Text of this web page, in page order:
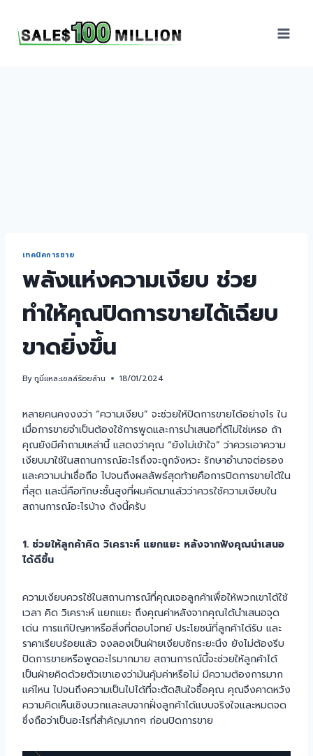
เทคนิคการขาย
พลังแห่งความเงียบ ช่วย
ทำให้คุณปิดการขายได้เฉียบ
ขาดยิ่งขึ้น
Byกูนี่แหละเซลล์ร้อยล้าน 18/01/2024
หลายคนคงงงว่า “ความเงียบ” จะช่วยให้ปิดการขายได้อย่างไร ใน
เมื่อการขายจำเป็นต้องใช้การพูดและการนำเสนอที่ดีไม่ใช่เหรอ ถ้า
คุณยังมีคำถามเหล่านี้ แสดงว่าคุณ “ยังไม่เข้าใจ” ว่าควรเอาความ
เงียบมาใช้ในสถานการณ์อะไรถึงจะถูกจังหวะ รักษาอำนาจต่อรอง
และความน่าเชื่อถือ ไปจนถึงผลลัพธ์สุดท้ายคือการปิดการขายได้ใน
ที่สุด และนี่คือทักษะชั้นสูงที่ผมคัดมาแล้วว่าควรใช้ความเงียบใน
สถานการณ์อะไรบ้าง ดังนี้ครับ
1. ช่วยให้ลูกค้าคิด วิเคราะห์ แยกแยะ หลังจากฟังคุณนำเสนอ
ได้ดีขึ้น
ความเงียบควรใช้ในสถานการณ์ที่คุณเจอลูกค้าเพื่อให้พวกเขาได้ใช้
เวลา คิด วิเคราะห์ แยกแยะ ถึงคุณค่าหลังจากคุณได้นำเสนอจุด
เด่น การแก้ปัญหาหรือสิ่งที่ตอบโจทย์ ประโยชน์ที่ลูกค้าได้รับ และ
ราคาเรียบร้อยแล้ว จงลองเป็นฝ่ายเงียบซักระยะนึง ยังไม่ต้องรีบ
ปิดการขายหรือพูดอะไรมากมาย สถานการณ์นี้จะช่วยให้ลูกค้าได้
เป็นฝ่ายคิดด้วยตัวเขาเองว่ามันคุ้มค่าหรือไม่ มีความต้องการมาก
แค่ไหน ไปจนถึงความเป็นไปได้ที่จะตัดสินใจซื้อคุณ คุณจึงคาดหวัง
ความคิดเห็นเชิงบวกและลบจากฝั่งลูกค้าได้แบบจริงใจและหมดจด
ซึ่งถือว่าเป็นอะไรที่สำคัญมากๆ ก่อนปิดการขาย